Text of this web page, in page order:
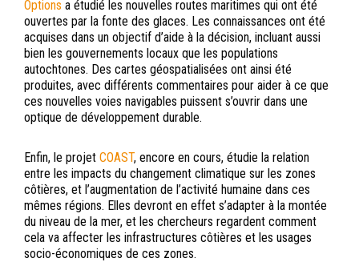
Options a étudié les nouvelles routes maritimes qui ont été
ouvertes par la fonte des glaces. Les connaissances ont été
acquises dans un objectif d’aide à la décision, incluant aussi
bien les gouvernements locaux que les populations
autochtones. Des cartes géospatialisées ont ainsi été
produites, avec différents commentaires pour aider à ce que
ces nouvelles voies navigables puissent s’ouvrir dans une
optique de développement durable.
Enfin, le projet COAST, encore en cours, étudie la relation
entre les impacts du changement climatique sur les zones
côtières, et l’augmentation de l’activité humaine dans ces
mêmes régions. Elles devront en effet s’adapter à la montée
du niveau de la mer, et les chercheurs regardent comment
cela va affecter les infrastructures côtières et les usages
socio-économiques de ces zones.